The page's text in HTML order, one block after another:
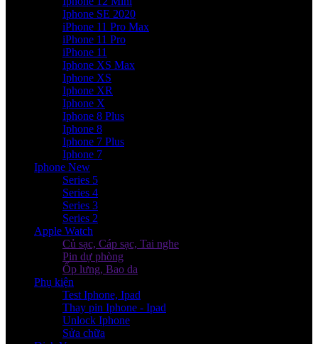
Iphone SE 2020
iPhone 11 Pro Max
iPhone 11 Pro
iPhone 11
Iphone XS Max
Iphone XS
Iphone XR
Iphone X
Iphone 8 Plus
Iphone 8
Iphone 7 Plus
Iphone 7
Iphone New
Series 5
Series 4
Series 3
Series 2
Apple Watch
Củ sạc, Cáp sạc, Tai nghe
Pin dự phòng
Ốp lưng, Bao da
Phụ kiện
Test Iphone, Ipad
Thay pin Iphone - Ipad
Unlock Iphone
Sửa chữa